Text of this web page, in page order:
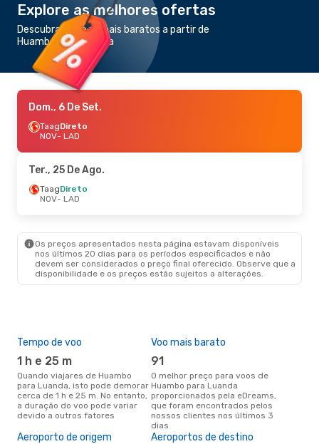
Explore as melhores ofertas
Descubra os voos mais baratos a partir de
Huambo para Luanda
Dom., 6 De Set.
TaagDireto
NOV- LAD
Ter., 25 De Ago.
TaagDireto
NOV- LAD
Os preços apresentados nesta página estavam disponíveis
nos últimos 20 dias para os períodos especificados e não
devem ser considerados o preço final oferecido. Observe que a
disponibilidade e os preços estão sujeitos a alterações.
Tempo de voo
1 h e 25 m
Quando viajares de Huambo
para Luanda, isto pode demorar
cerca de 1 h e 25 m. No entanto,
a duração do voo pode variar
devido a outros fatores
Voo mais barato
91
O melhor preço para voos de
Huambo para Luanda
proporcionados pela eDreams,
que foram encontrados pelos
nossos clientes nos últimos 3
dias
Aeroporto de origem Aeroportos de destino